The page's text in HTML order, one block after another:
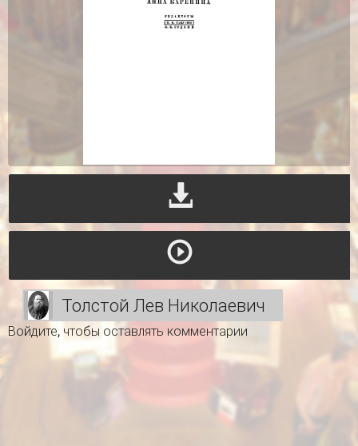
Толстой Лев Николаевич
Войдите, чтобы оставлять комментарии